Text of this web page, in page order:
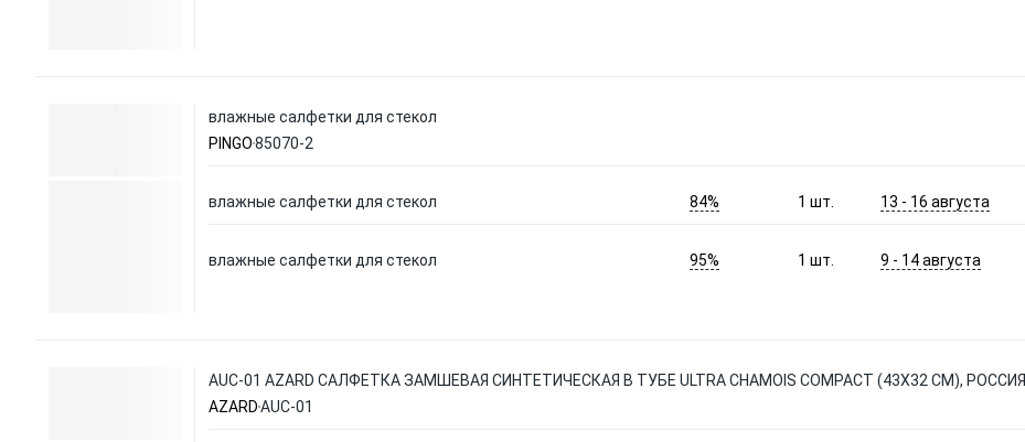
влажные салфетки для стекол
PINGO85070-2
влажные салфетки для стекол 84% 1шт. 13 - 16 августа
влажные салфетки для стекол 95% 1шт. 9 - 14 августа
AUC-01 AZARD САЛФЕТКА ЗАМШЕВАЯ СИНТЕТИЧЕСКАЯ В ТУБЕ ULTRA CHAMOIS COMPACT (43Х32 СМ), РОССИЯ
AZARDAUC-01